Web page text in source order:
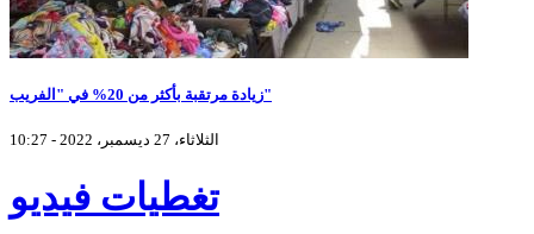
زيادة مرتقبة بأكثر من 20% في "الفريب"
الثلاثاء، 27 ديسمبر، 2022 - 10:27
تغطيات فيديو